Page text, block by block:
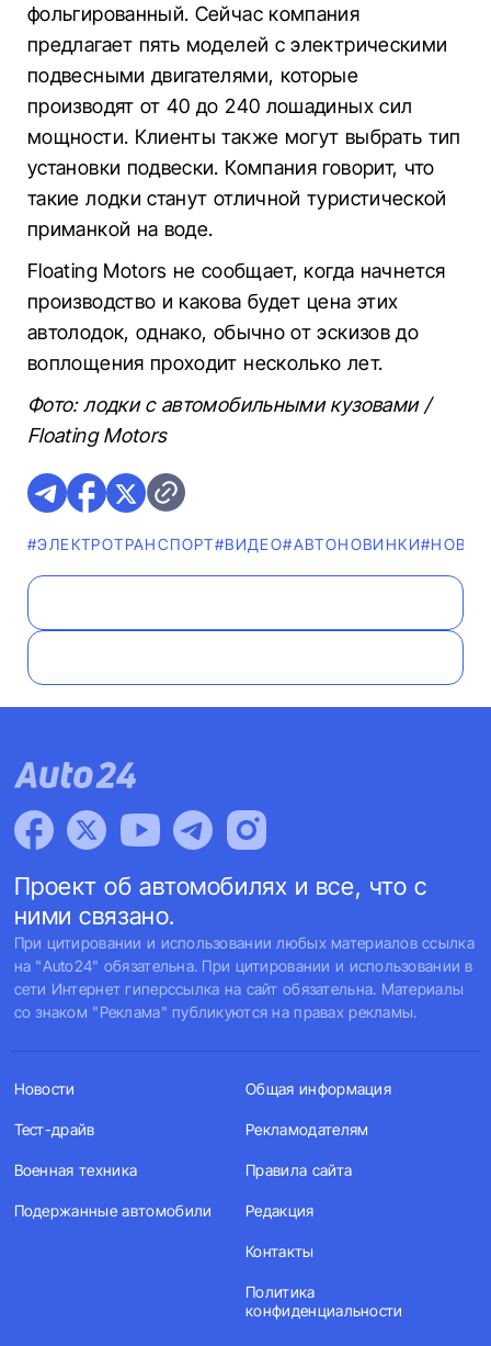
фольгированный. Сейчас компания
предлагает пять моделей с электрическими
подвесными двигателями, которые
производят от 40 до 240 лошадиных сил
мощности. Клиенты также могут выбрать тип
установки подвески. Компания говорит, что
такие лодки станут отличной туристической
приманкой на воде.
Floating Motors не сообщает, когда начнется
производство и какова будет цена этих
автолодок, однако, обычно от эскизов до
воплощения проходит несколько лет.
Фото: лодки с автомобильными кузовами /
Floating Motors
#ЭЛЕКТРОТРАНСПОРТ#ВИДЕО#AВТОНОВИНКИ
Проект об автомобилях и все, что с
ними связано.
При цитировании и использовании любых материалов ссылка
на "Auto24" обязательна. При цитировании и использовании в
сети Интернет гиперссылка на сайт обязательна. Материалы
со знаком "Реклама" публикуются на правах рекламы.
Новости
Тест-драйв
Военная техника
Подержанные автомобили
Общая информация
Рекламодателям
Правила сайта
Редакция
Контакты
Политика
конфиденциальности